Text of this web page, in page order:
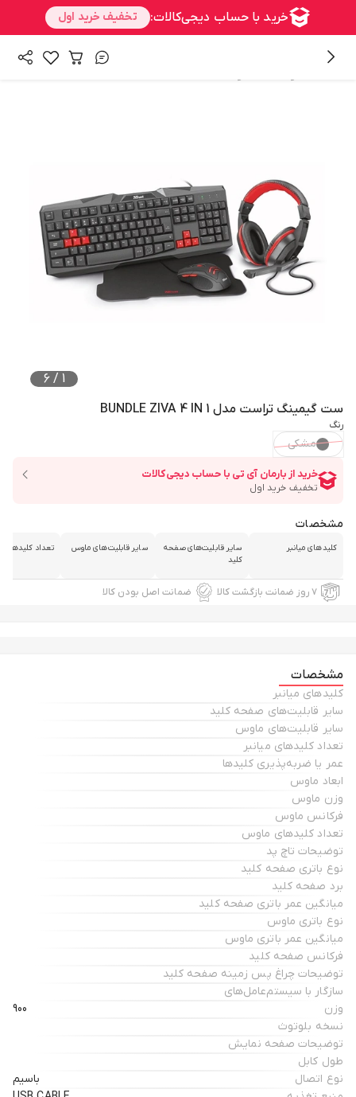
1
/
6
ست گیمینگ تراست مدل BUNDLE ZIVA 4 IN 1
رنگ
مشکی
مشخصات
کلیدهای میانبر
سایر قابلیت‌های صفحه
کلید
سایر قابلیت‌های ماوس تعداد کلیدهای
۷ روز ضمانت بازگشت کالا ضمانت اصل بودن کالا
مشخصات
کلیدهای میانبر
سایر قابلیت‌های صفحه کلید
سایر قابلیت‌های ماوس
تعداد کلیدهای میانبر
عمر یا ضربه‌پذیری کلیدها
ابعاد ماوس
وزن ماوس
فرکانس ماوس
تعداد کلیدهای ماوس
توضیحات تاچ پد
نوع باتری صفحه کلید
برد صفحه کلید
میانگین عمر باتری صفحه کلید
نوع باتری ماوس
میانگین عمر باتری ماوس
فرکانس صفحه کلید
توضیحات چراغ‌ پس زمینه صفحه کلید
سازگار با سیستم‌عامل‌های
وزن
900
نسخه بلوتوث
توضیحات صفحه نمایش
طول کابل
نوع اتصال
باسیم